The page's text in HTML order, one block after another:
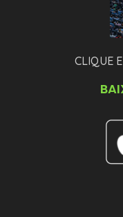
CLIQUE